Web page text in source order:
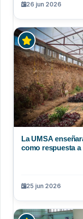
26 jun 2026
La UMSA
como respuesta
25 jun 2026